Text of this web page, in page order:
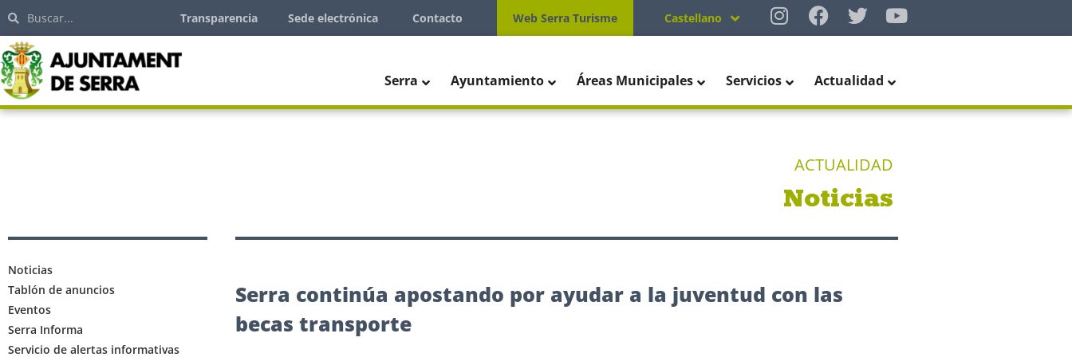
Transparencia Sede electrónica Contacto Web Serra Turisme Castellano
Serra Ayuntamiento Áreas Municipales Servicios Actualidad
ACTUALIDAD
Noticias
Noticias
Tablón de anuncios
Eventos
Serra Informa
Servicio de alertas informativas
Serra continúa apostando por ayudar a la juventud con las
becas transporte